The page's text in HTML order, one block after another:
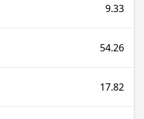
9.33
54.26
17.82